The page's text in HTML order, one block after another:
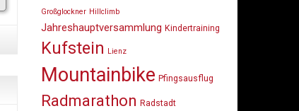
Großglockner Hillclimb
Jahreshauptversammlung Kindertraining
Kufstein Lienz
Mountainbike Pfingsausflug
Radmarathon Radstadt